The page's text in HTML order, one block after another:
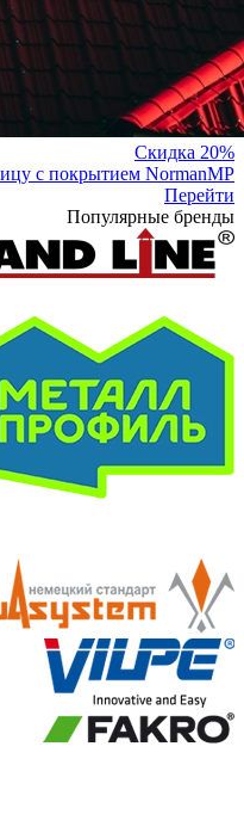
Скидка 20%
с покрытием NormanMP
Перейти
Популярные бренды